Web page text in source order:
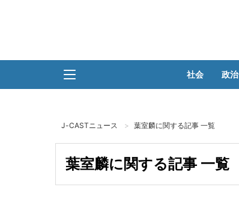
社会 政治
J-CASTニュース 葉室麟に関する記事 一覧
葉室麟に関する記事 一覧